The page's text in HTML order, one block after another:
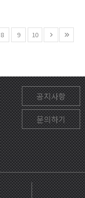
8 9 10
공지사항
문의하기